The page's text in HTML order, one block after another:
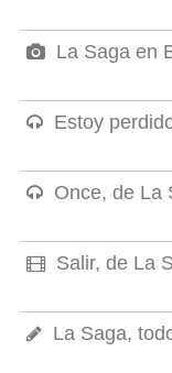
La Saga en
Estoy
Once, de La
Salir, de La
La Saga,